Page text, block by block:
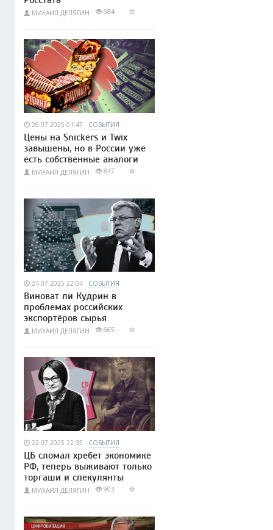
МИХАИЛ ДЕЛЯГИН 684
26.07.2025 01:47 СОБЫТИЯ
Цены на Snickers и Twix
завышены, но в России уже
есть собственные аналоги
МИХАИЛ ДЕЛЯГИН 847
24.07.2025 22:04 СОБЫТИЯ
Виноват ли Кудрин в
проблемах российских
экспортёров сырья
МИХАИЛ ДЕЛЯГИН 665
22.07.2025 22:35 СОБЫТИЯ
ЦБ сломал хребет экономике
РФ, теперь выживают только
торгаши и спекулянты
МИХАИЛ ДЕЛЯГИН 903